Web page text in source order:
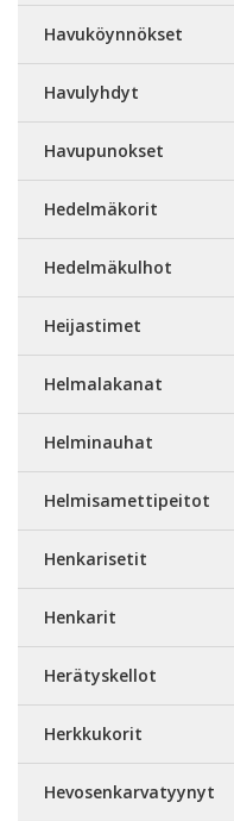
Havuköynnökset
Havulyhdyt
Havupunokset
Hedelmäkorit
Hedelmäkulhot
Heijastimet
Helmalakanat
Helminauhat
Helmisamettipeitot
Henkarisetit
Henkarit
Herätyskellot
Herkkukorit
Hevosenkarvatyynyt